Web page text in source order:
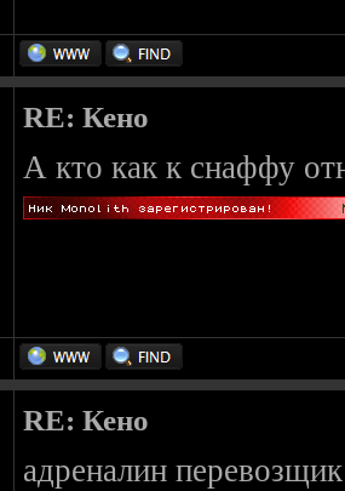
RE: Кено
А кто как к снаффу
RE: Кено
адреналин